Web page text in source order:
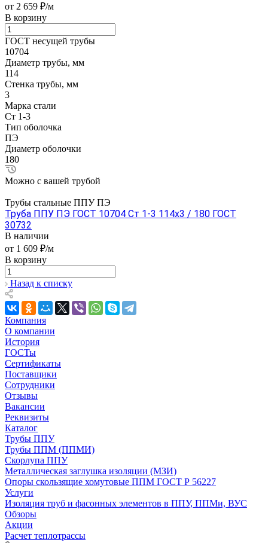
от 2 659 ₽/м
В корзину
ГОСТ несущей трубы
10704
Диаметр трубы, мм
114
Стенка трубы, мм
3
Марка стали
Ст 1-3
Тип оболочка
ПЭ
Диаметр оболочки
180
Можно с вашей трубой
Трубы стальные ППУ ПЭ
Труба ППУ ПЭ ГОСТ 10704 Ст 1-3 114x3 / 180 ГОСТ
30732
В наличии
от 1 609 ₽/м
В корзину
Назад к списку
Компания
О компании
История
ГОСТы
Сертификаты
Поставщики
Сотрудники
Отзывы
Вакансии
Реквизиты
Каталог
Трубы ППУ
Трубы ППМ (ППМИ)
Скорлупа ППУ
Металлическая заглушка изоляции (МЗИ)
Опоры скользящие хомутовые ППМ ГОСТ Р 56227
Услуги
Изоляция труб и фасонных элементов в ППУ, ППМи, ВУС
Обзоры
Акции
Расчет теплотрассы